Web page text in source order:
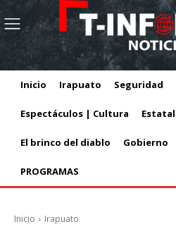
Inicio Irapuato Seguridad
Espectáculos | Cultura Estatal
El brinco del diablo Gobierno
PROGRAMAS
Inicio Irapuato